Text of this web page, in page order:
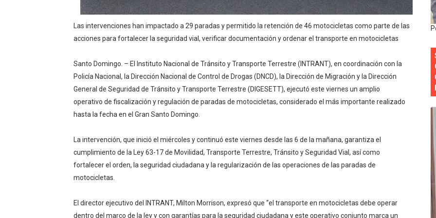
Lee Ballester a los que se forman como agentes “Todo el equipo de la DGM debe
Operativo Interinstitucional “Compromiso Ambiental 2.0”
Trabajadores de la prensa y Obispado de la Provincia Santo Domingo Acuerdan
Ministerio de Cultura anuncia ganadores de Premios Anuales de Literatura 2026 y el
Más de 180 dirigentes sindicales de las Américas se reúnen en República
Las intervenciones han impactado a 29 paradas y permitido la retención de 46 motocicletas como parte de las
acciones para fortalecer la seguridad vial, verificar documentación y ordenar el transporte en motocicletas
Santo Domingo. – El Instituto Nacional de Tránsito y Transporte Terrestre (INTRANT), en coordinación con la
Policía Nacional, la Dirección Nacional de Control de Drogas (DNCD), la Dirección de Migración y la Dirección
General de Seguridad de Tránsito y Transporte Terrestre (DIGESETT), ejecutó este viernes un amplio
operativo de fiscalización y regulación de paradas de motocicletas, considerado el más importante realizado
hasta la fecha en el Gran Santo Domingo.
La intervención, que inició el miércoles y continuó este viernes desde las 6 de la mañana, garantiza el
cumplimiento de la Ley 63-17 de Movilidad, Transporte Terrestre, Tránsito y Seguridad Vial, así como
fortalecer el orden, la seguridad ciudadana y la regularización de las operaciones de las paradas de
motocicletas.
El director ejecutivo del INTRANT, Milton Morrison, expresó que “el transporte en motocicletas debe operar
dentro del marco de la ley y con garantías para la seguridad ciudadana y este operativo conjunto marca un